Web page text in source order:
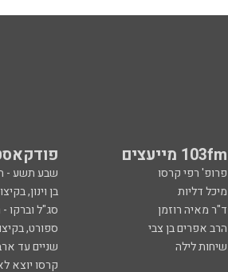
103fm מייעצים
פרופ' רפי קרסו שבע תשע -
מיכל דליות בן וינון,
ד"ר מאיה רוזמן סג"ל וברקו
הרב אפרים בן צבי ספורט,
שיחות לילה שניים עד
קרסו יוצא